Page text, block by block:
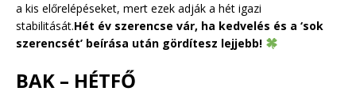
a kis előrelépéseket, mert ezek adják a hét igazi
stabilitását.Hét év szerencse vár, ha kedvelés és a ‘sok
szerencsét’ beírása után gördítesz lejjebb!
BAK – HÉTFŐ